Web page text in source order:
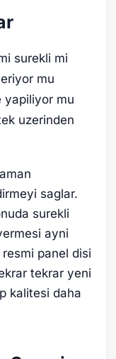
surekli mi
mu
yapiliyor mu
uzerinden
saglar.
surekli
ayni
panel disi
tekrar yeni
kalitesi daha